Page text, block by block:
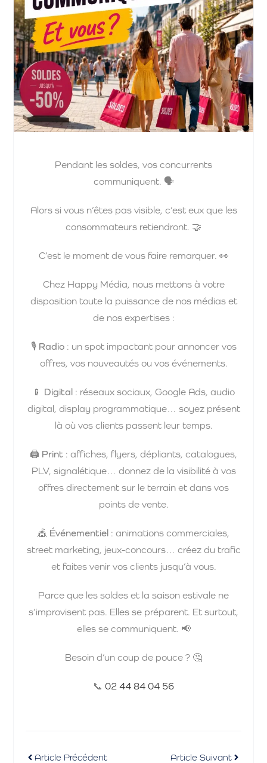
Pendant les soldes, vos concurrents
communiquent. 🗣️
Alors si vous n’êtes pas visible, c’est eux que les
consommateurs retiendront. 🤝
C’est le moment de vous faire remarquer. 👀
Chez Happy Média, nous mettons à votre
disposition toute la puissance de nos médias et
de nos expertises :
🎙️ Radio: un spot impactant pour annoncer vos
offres, vos nouveautés ou vos événements.
📱 Digital : réseaux sociaux, Google Ads, audio
digital, display programmatique… soyez présent
là où vos clients passent leur temps.
🖨️ Print : affiches, flyers, dépliants, catalogues,
PLV, signalétique… donnez de la visibilité à vos
offres directement sur le terrain et dans vos
points de vente.
🎪 Événementiel : animations commerciales,
street marketing, jeux-concours… créez du trafic
et faites venir vos clients jusqu’à vous.
Parce que les soldes et la saison estivale ne
s’improvisent pas. Elles se préparent. Et surtout,
elles se communiquent. 📢
Besoin d’un coup de pouce ? 🤔
📞 02 44 84 04 56
Article Précédent Article Suivant